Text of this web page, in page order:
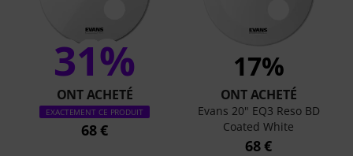
31%
ONT ACHETÉ
EXACTEMENT CE PRODUIT
68 €
17%
ONT ACHETÉ
Evans 20" EQ3 Reso BD
Coated White
68 €